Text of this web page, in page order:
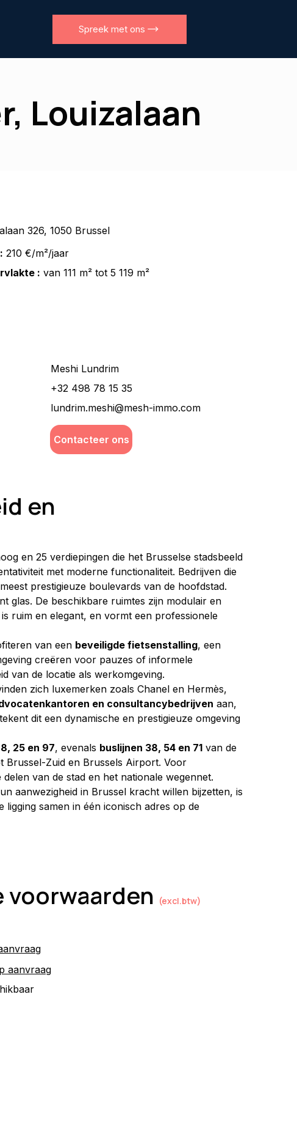
Spreek met ons
Louizalaan
326, 1050 Brussel
210 €/m²/jaar
: van 111 m² tot 5 119 m²
Meshi Lundrim
+32 498 78 15 35
lundrim.meshi@mesh-immo.com
Contacteer ons
en
en 25 verdiepingen die het Brusselse stadsbeeld
met moderne functionaliteit. Bedrijven die
prestigieuze boulevards van de hoofdstad.
glas. De beschikbare ruimtes zijn modulair en
ruim en elegant, en vormt een professionele
van een beveiligde fietsenstalling, een
creëren voor pauzes of informele
van de locatie als werkomgeving.
zich luxemerken zoals Chanel en Hermès,
en consultancybedrijven aan,
dit een dynamische en prestigieuze omgeving
25 en 97, evenals buslijnen 38, 54 en 71 van de
Brussel-Zuid en Brussels Airport. Voor
van de stad en het nationale wegennet.
aanwezigheid in Brussel kracht willen bijzetten, is
samen in één iconisch adres op de
voorwaarden (excl.btw)
aanvraag